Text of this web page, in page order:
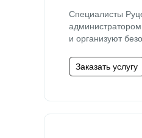
Специалисты
и организуют
Заказать услугу